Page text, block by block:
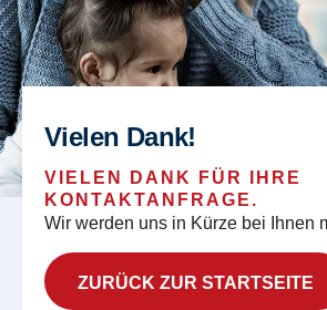
Vielen Dank!
VIELEN DANK FÜR IHRE
KONTAKTANFRAGE.
Wir werden uns in Kürze bei Ihnen
ZURÜCK ZUR STARTSEITE